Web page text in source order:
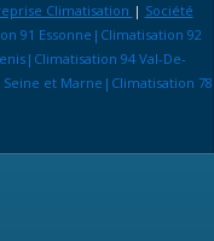
Climatisation | Société
91 Essonne|Climatisation 92
94 Val-De-
et Marne|Climatisation 78